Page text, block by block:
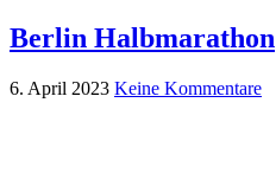
Berlin Halbmarathon
6. April 2023 Keine Kommentare